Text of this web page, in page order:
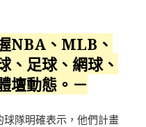
NBA、MLB、
、足球、網球、
壇動態。－
隊明確表示，他們計畫